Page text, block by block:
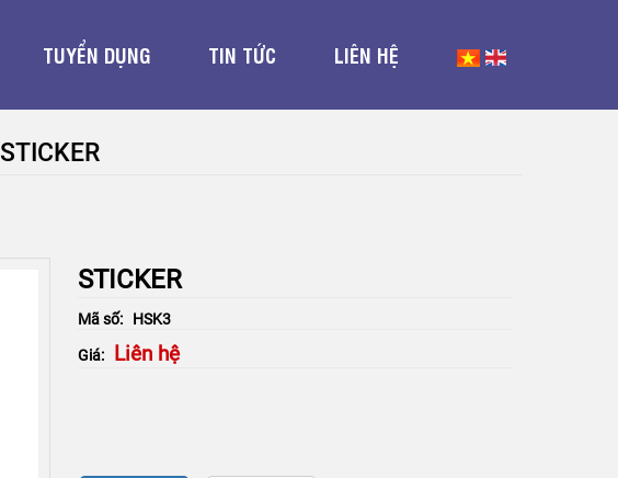
TUYỂN DỤNG TIN TỨC LIÊN HỆ
STICKER
STICKER
Mã số: HSK3
Giá: Liên hệ